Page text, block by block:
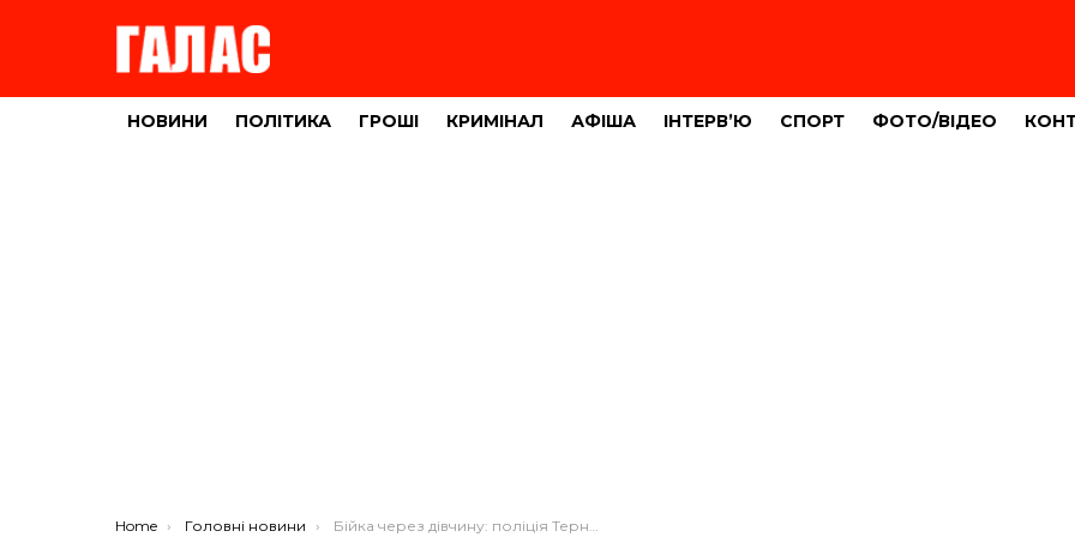
НОВИНИ ПОЛІТИКА ГРОШІ КРИМІНАЛ АФІША ІНТЕРВ’Ю СПОРТ ФОТО/ВІДЕО
You are here:
Home Головні новини Бійка через дівчину: поліція Тернопільщини підозрює 22-річного хлопця